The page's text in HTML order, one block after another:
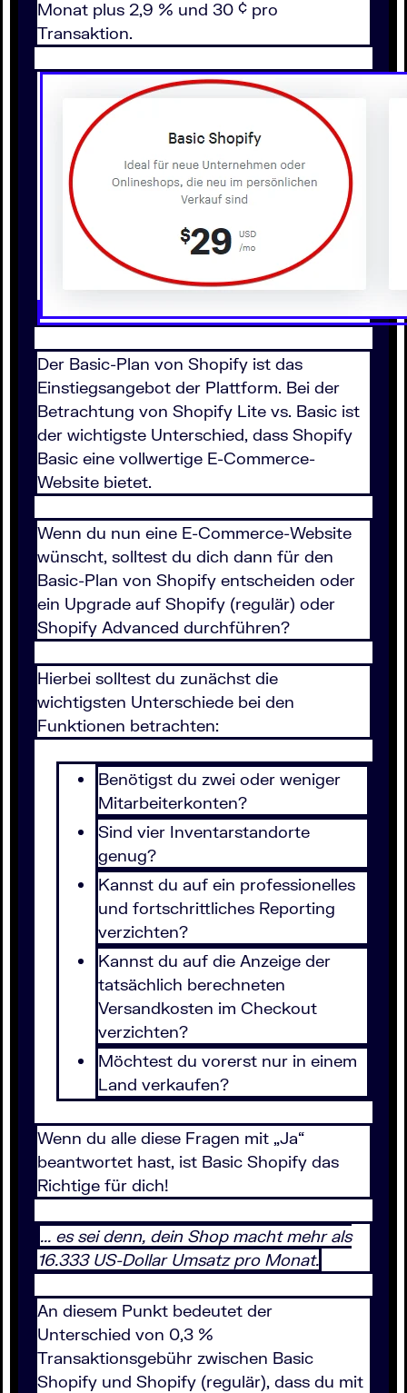
Monat plus 2,9 % und 30 ¢ pro
Transaktion.
Der Basic-Plan von Shopify ist das
Einstiegsangebot der Plattform. Bei der
Betrachtung von Shopify Lite vs. Basic ist
der wichtigste Unterschied, dass Shopify
Basic eine vollwertige E-Commerce-
Website bietet.
Wenn du nun eine E-Commerce-Website
wünscht, solltest du dich dann für den
Basic-Plan von Shopify entscheiden oder
ein Upgrade auf Shopify (regulär) oder
Shopify Advanced durchführen?
Hierbei solltest du zunächst die
wichtigsten Unterschiede bei den
Funktionen betrachten:
Benötigst du zwei oder weniger
Mitarbeiterkonten?
Sind vier Inventarstandorte
genug?
Kannst du auf ein professionelles
und fortschrittliches Reporting
verzichten?
Kannst du auf die Anzeige der
tatsächlich berechneten
Versandkosten im Checkout
verzichten?
Möchtest du vorerst nur in einem
Land verkaufen?
Wenn du alle diese Fragen mit „Ja“
beantwortet hast, ist Basic Shopify das
Richtige für dich!
... es sei denn, dein Shop macht mehr als
16.333 US-Dollar Umsatz pro Monat.
An diesem Punkt bedeutet der
Unterschied von 0,3 %
Transaktionsgebühr zwischen Basic
Shopify und Shopify (regulär), dass du mit